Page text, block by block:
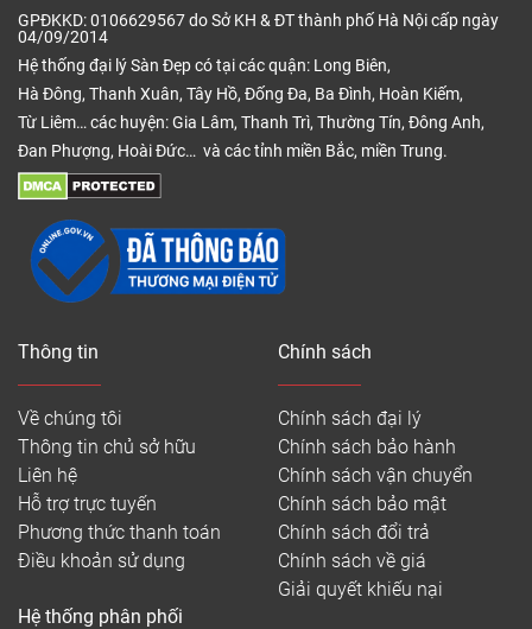
GPĐKKD: 0106629567 do Sở KH & ĐT thành phố Hà Nội cấp ngày
04/09/2014
Hệ thống đại lý Sàn Đẹp có tại các quận: Long Biên,
Hà Đông, Thanh Xuân, Tây Hồ, Đống Đa, Ba Đình, Hoàn Kiếm,
Từ Liêm… các huyện: Gia Lâm, Thanh Trì, Thường Tín, Đông Anh,
Đan Phượng, Hoài Đức… và các tỉnh miền Bắc, miền Trung.
Thông tin
Về chúng tôi
Thông tin chủ sở hữu
Liên hệ
Hỗ trợ trực tuyến
Phương thức thanh toán
Điều khoản sử dụng
Chính sách
Chính sách đại lý
Chính sách bảo hành
Chính sách vận chuyển
Chính sách bảo mật
Chính sách đổi trả
Chính sách về giá
Giải quyết khiếu nại
Hệ thống phân phối